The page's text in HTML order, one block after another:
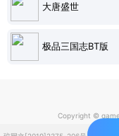
大唐盛世
极品三国志BT版
Copyright ©